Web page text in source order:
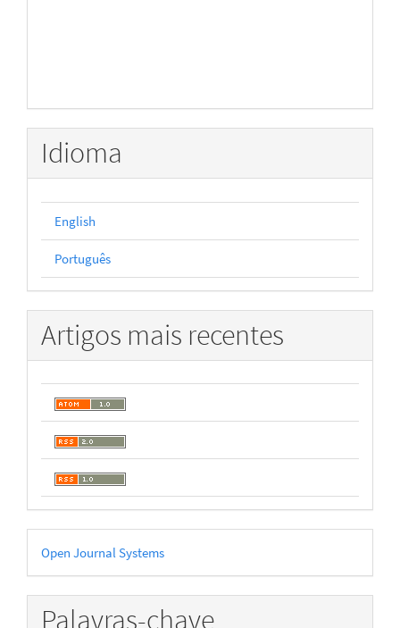
Idioma
English
Português
Artigos mais recentes
Desenvolvido
por
Open Journal Systems
Palavras-chave